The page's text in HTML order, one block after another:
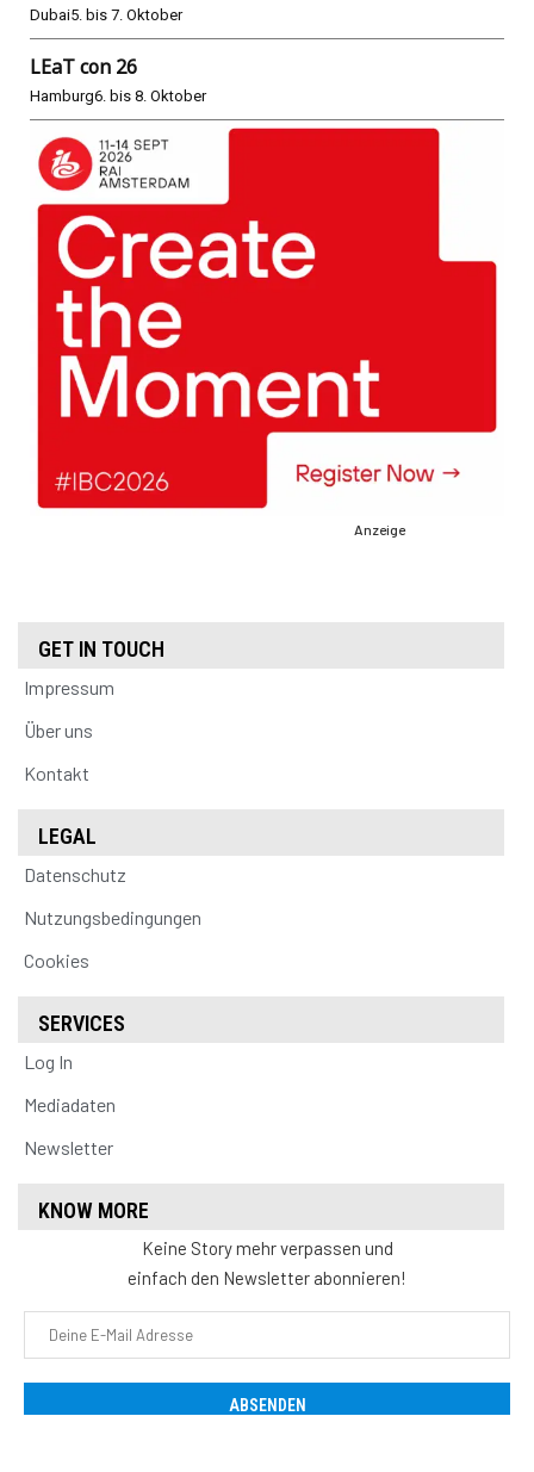
Dubai5. bis 7. Oktober
LEaT con 26
Hamburg6. bis 8. Oktober
Anzeige
GET IN TOUCH
Impressum
Über uns
Kontakt
LEGAL
Datenschutz
Nutzungsbedingungen
Cookies
SERVICES
Log In
Mediadaten
Newsletter
KNOW MORE
Keine Story mehr verpassen und
einfach den Newsletter abonnieren!